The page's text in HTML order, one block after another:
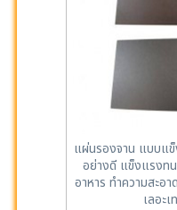
แผ่นรองจาน แบบแ
อย่างดี แข็งแรงทน
อาหาร ทำความสะอ
เลอะ